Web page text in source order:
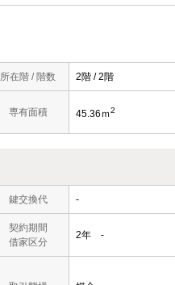
所在階 / 階数 2階 / 2階
専有面積 45.36ｍ2
鍵交換代 -
契約期間
借家区分
2年 -